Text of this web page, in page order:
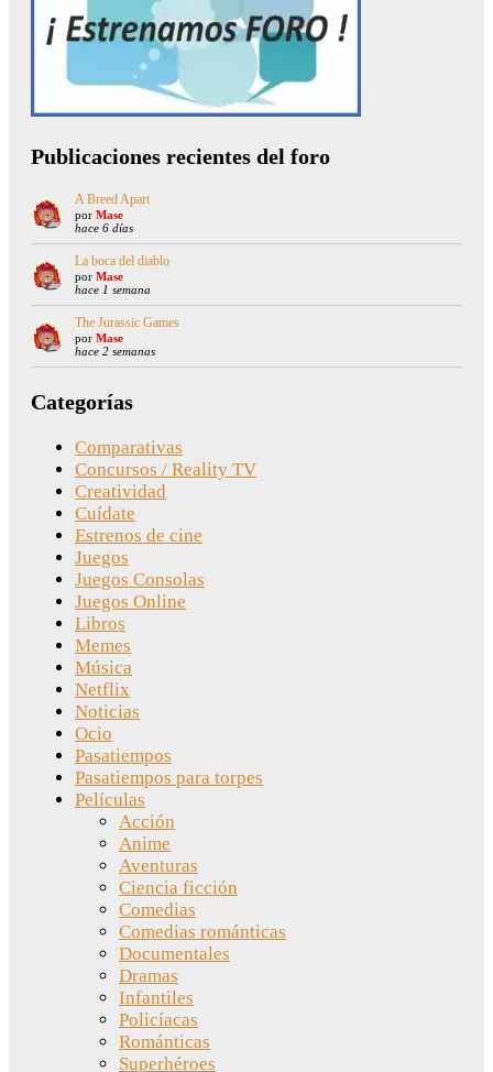
Publicaciones recientes del foro
A Breed Apart
por Mase
hace 6 días
La boca del diablo
por Mase
hace 1 semana
The Jurassic Games
por Mase
hace 2 semanas
Categorías
Comparativas
Concursos / Reality TV
Creatividad
Cuídate
Estrenos de cine
Juegos
Juegos Consolas
Juegos Online
Libros
Memes
Música
Netflix
Noticias
Ocio
Pasatiempos
Pasatiempos para torpes
Películas
Acción
Anime
Aventuras
Ciencia ficción
Comedias
Comedias románticas
Documentales
Dramas
Infantiles
Policíacas
Románticas
Superhéroes